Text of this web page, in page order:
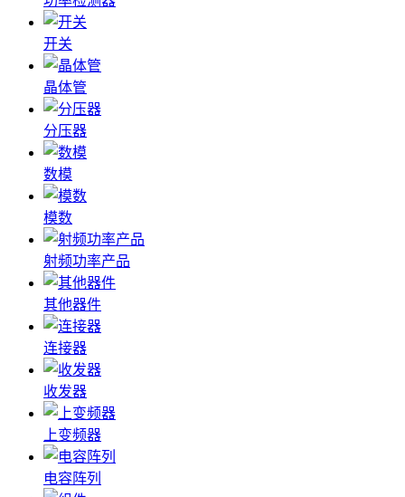
开关
晶体管
分压器
数模
模数
射频功率产品
其他器件
连接器
收发器
上变频器
电容阵列